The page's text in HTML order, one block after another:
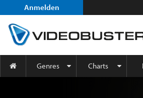
Anmelden
Genres Charts